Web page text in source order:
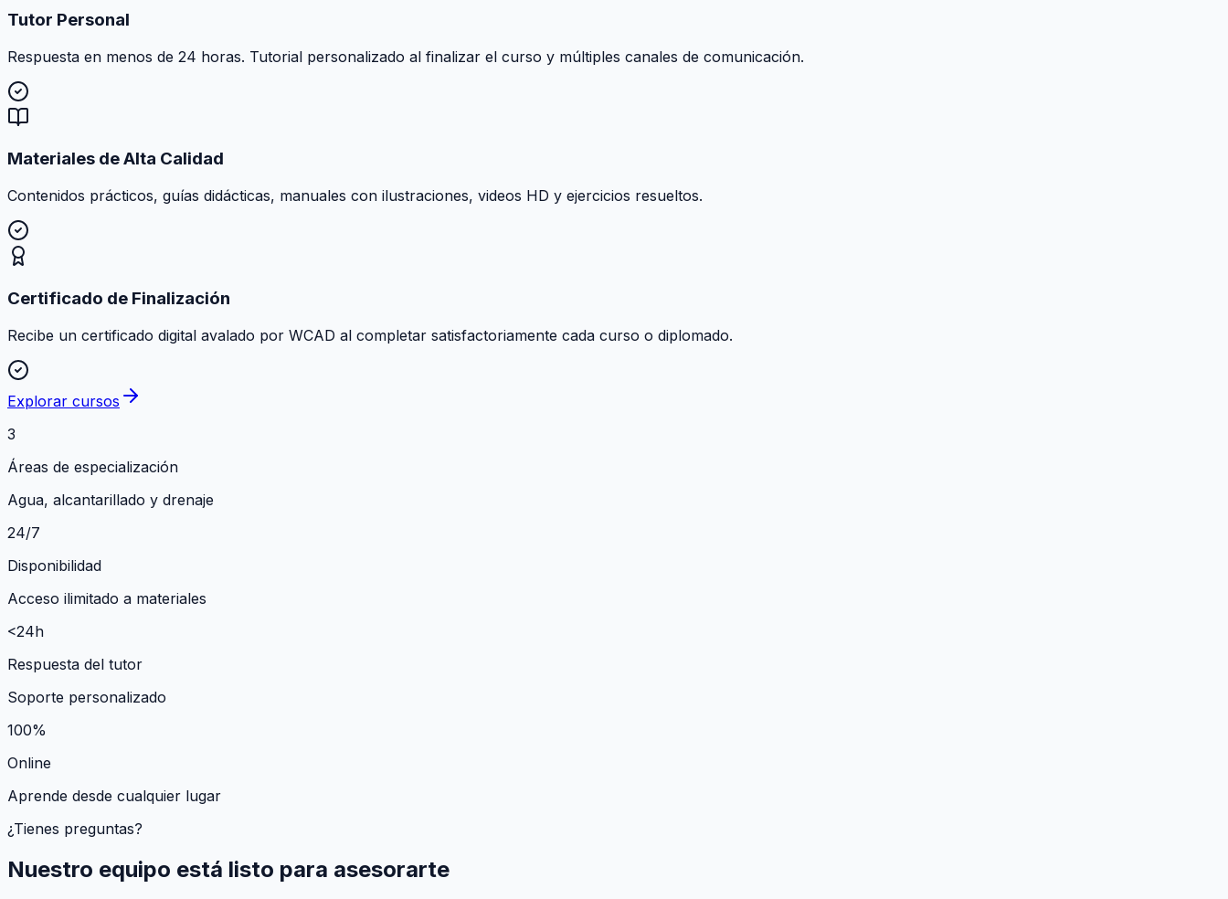
Tutor Personal
Respuesta en menos de 24 horas. Tutorial personalizado al finalizar el curso y múltiples canales de comunicación.
Materiales de Alta Calidad
Contenidos prácticos, guías didácticas, manuales con ilustraciones, videos HD y ejercicios resueltos.
Certificado de Finalización
Recibe un certificado digital avalado por WCAD al completar satisfactoriamente cada curso o diplomado.
Explorar cursos
3
Áreas de especialización
Agua, alcantarillado y drenaje
24/7
Disponibilidad
Acceso ilimitado a materiales
<24h
Respuesta del tutor
Soporte personalizado
100%
Online
Aprende desde cualquier lugar
¿Tienes preguntas?
Nuestro equipo está listo para asesorarte